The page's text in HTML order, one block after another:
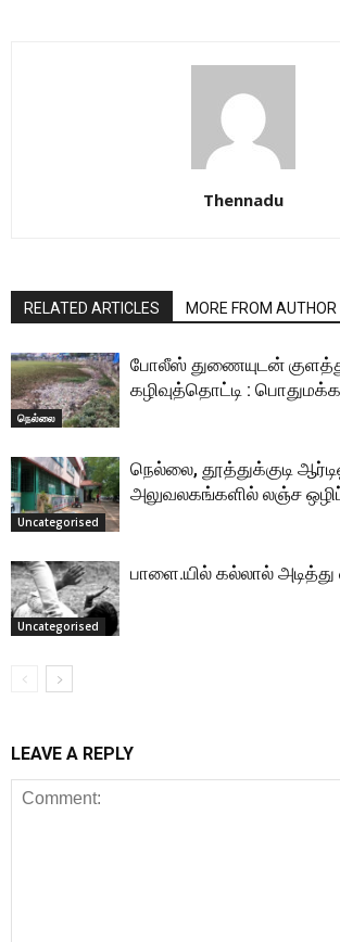
Thennadu
RELATED ARTICLES MORE FROM AUTHOR
நெல்லை
போலீஸ் துணையுடன்
கழிவுத்தொட்டி :
Uncategorised
நெல்லை, தூத்துக்குடி
அலுவலகங்களில் லஞ்ச
Uncategorised
பாளை.யில் கல்லால்
LEAVE A REPLY